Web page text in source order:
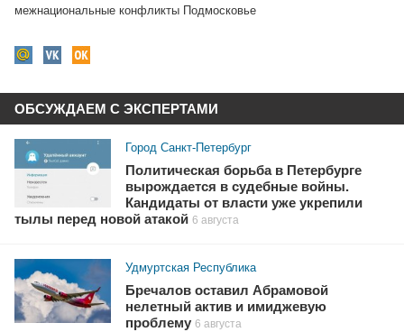
межнациональные конфликты Подмосковье
ОБСУЖДАЕМ С ЭКСПЕРТАМИ
Город Санкт-Петербург
Политическая борьба в Петербурге
вырождается в судебные войны.
Кандидаты от власти уже укрепили
тылы перед новой атакой 6 августа
Удмуртская Республика
Бречалов оставил Абрамовой
нелетный актив и имиджевую
проблему 6 августа